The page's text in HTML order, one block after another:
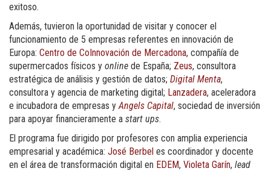
exitoso.
Además, tuvieron la oportunidad de visitar y conocer el
funcionamiento de 5 empresas referentes en innovación de
Europa: Centro de CoInnovación de Mercadona, compañía de
supermercados físicos y online de España; Zeus, consultora
estratégica de análisis y gestión de datos; Digital Menta,
consultora y agencia de marketing digital; Lanzadera, aceleradora
e incubadora de empresas y Angels Capital, sociedad de inversión
para apoyar financieramente a start ups.
El programa fue dirigido por profesores con amplia experiencia
empresarial y académica: José Berbel es coordinador y docente
en el área de transformación digital en EDEM, Violeta Garín, lead